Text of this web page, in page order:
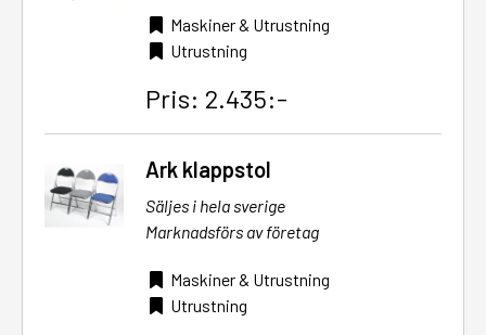
Maskiner & Utrustning
Utrustning
Pris: 2.435:-
Ark klappstol
Säljes i hela sverige
Marknadsförs av företag
Maskiner & Utrustning
Utrustning